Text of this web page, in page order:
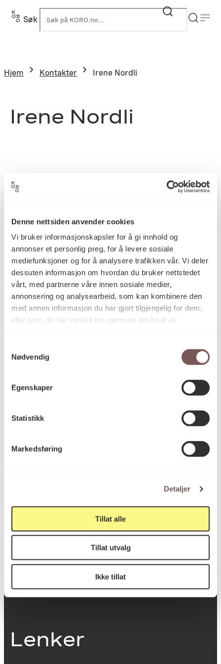
Denne nettsiden anvender cookies
Vi bruker informasjonskapsler for å gi innhold og
annonser et personlig preg, for å levere sosiale
mediefunksjoner og for å analysere trafikken vår. Vi deler
dessuten informasjon om hvordan du bruker nettstedet
vårt, med partnerne våre innen sosiale medier,
annonsering og analysearbeid, som kan kombinere den
med annen informasjon du har gjort tilgjengelig for dem,
eller som de har samlet inn gjennom din bruk av
Nødvendig
Egenskaper
Statistikk
Markedsføring
Detaljer
Tillat alle
Tillat utvalg
Ikke tillat
Søk
Hjem Kontakter Irene Nordli
Irene Nordli
Postadresse
Postboks 6994
St. Olavs plass
0130 Oslo
post@koro.no
Besøksadresse
Victoria Terrasse 11
0251 Oslo
Viktig info
Utbetaling og fakturering
Om opphavsrett
Dokumentasjonsskjema
Last ned logo
Lenker